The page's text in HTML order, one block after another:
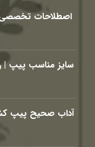
اصطلاحات تخصصی
سایز مناسب پیپ |
آداب صحیح پیپ